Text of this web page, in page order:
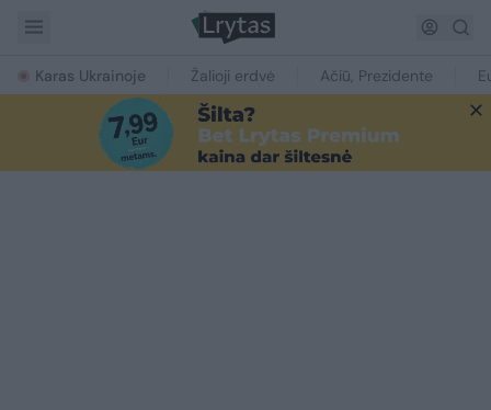
Karas Ukrainoje Žalioji erdvė Ačiū, Prezidente